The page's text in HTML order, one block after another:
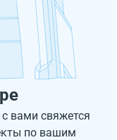
с вами свяжется
по вашим